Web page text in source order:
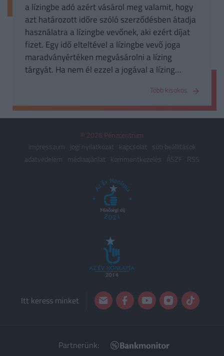
a lízingbe adó azért vásárol meg valamit, hogy
azt határozott időre szóló szerződésben átadja
használatra a lízingbe vevőnek, aki ezért díjat
fizet. Egy idő elteltével a lízingbe vevő joga
maradványértéken megvásárolni a lízing
tárgyát. Ha nem él ezzel a jogával a lízing
azonban az érték a lízingbe vevő könyvelésében
szerepel, ő viseli közvetlen terheit, kárait és
élvezi hasznát.
Több kisokos
© 2026 Pénzcentrum
impresszum
jogi nyilatkozat kapcsolat
süti beállítások
adatvédelem
médiaajánlat kommentkezelés ÁSZF RSS
Itt keress minket
Partnerünk: